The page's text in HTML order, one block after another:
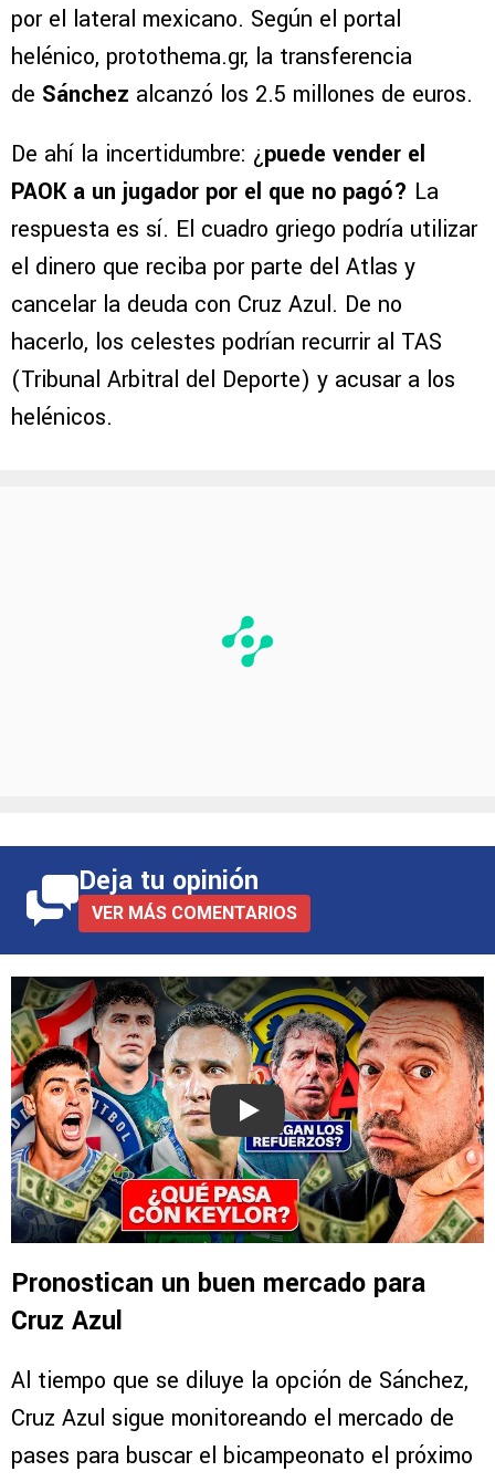
por el lateral mexicano. Según el portal
helénico, protothema.gr, la transferencia
de Sánchez alcanzó los 2.5 millones de euros.
De ahí la incertidumbre: ¿puede vender el
PAOK a un jugador por el que no pagó? La
respuesta es sí. El cuadro griego podría utilizar
el dinero que reciba por parte del Atlas y
cancelar la deuda con Cruz Azul. De no
hacerlo, los celestes podrían recurrir al TAS
(Tribunal Arbitral del Deporte) y acusar a los
helénicos.
Deja tu opinión
VER MÁS COMENTARIOS
Play
Pronostican un buen mercado para
Cruz Azul
Al tiempo que se diluye la opción de Sánchez,
Cruz Azul sigue monitoreando el mercado de
pases para buscar el bicampeonato el próximo